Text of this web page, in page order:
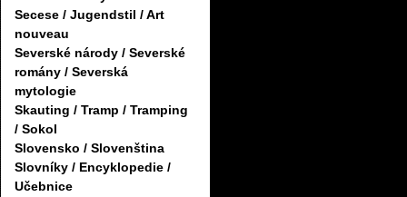
Secese / Jugendstil / Art
nouveau
Severské národy / Severské
romány / Severská
mytologie
Skauting / Tramp / Tramping
/ Sokol
Slovensko / Slovenština
Slovníky / Encyklopedie /
Učebnice